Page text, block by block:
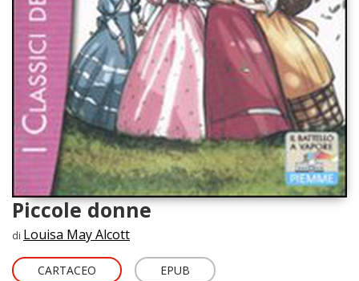
Piccole donne
di Louisa May Alcott
CARTACEO EPUB